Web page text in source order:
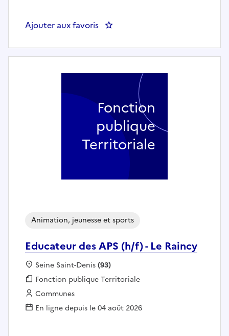
Ajouter aux favoris : Animateur enfance - jeunesse
Educateur des APS (h/f) - Le Raincy
Animation, jeunesse et sports
Localisation :
Seine Saint-Denis(93)
Fonction publique :
Fonction publique Territoriale
Employeur :
Communes
En ligne depuis le 04 août 2026
Fonction
publique
Territoriale